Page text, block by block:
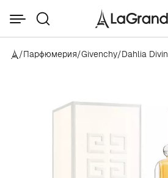
/Парфюмерия/Givenchy/Dahlia Divin